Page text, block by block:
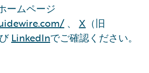
ームページ
、 X （旧
LinkedInでご確認ください。